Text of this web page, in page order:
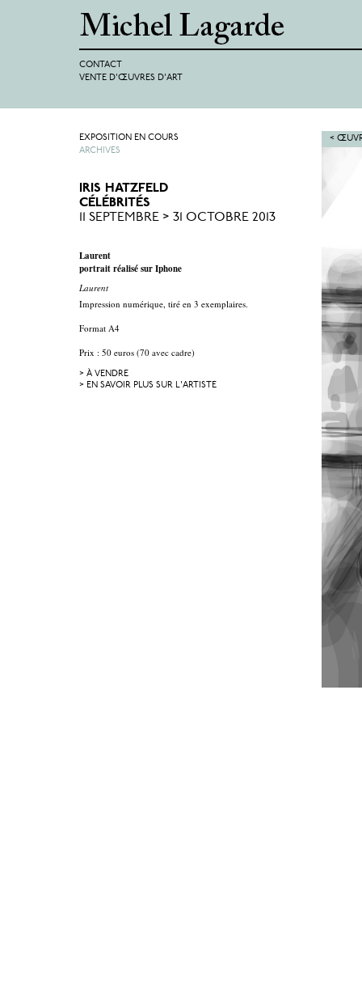
CONTACT
VENTE D'ŒUVRES D'ART
<
EXPOSITION EN COURS
ARCHIVES
IRIS HATZFELD
CÉLÉBRITÉS
11 SEPTEMBRE > 31 OCTOBRE 2013
Laurent
portrait réalisé sur Iphone
Laurent
Impression numérique, tiré en 3 exemplaires.
Format A4
Prix : 50 euros (70 avec cadre)
> À VENDRE
> EN SAVOIR PLUS SUR L'ARTISTE